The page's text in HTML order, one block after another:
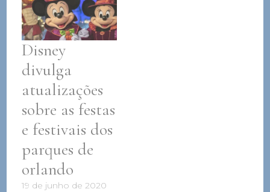
Disney
divulga
atualizações
sobre as festas
e festivais dos
parques de
orlando
19 de junho de 2020